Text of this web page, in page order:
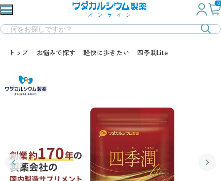
0
トップ お悩みで探す 軽快に歩きたい 四季潤Lite